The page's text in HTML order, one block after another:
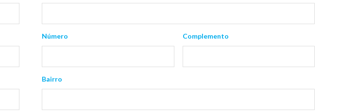
Número Complemento
Bairro